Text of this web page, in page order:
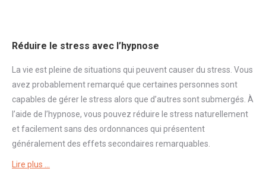
Réduire le stress avec l’hypnose
La vie est pleine de situations qui peuvent causer du stress . Vous
avez probablement remarqué que certaines personnes sont
capables de gérer le stress alors que d’autres sont submergés. À
l’aide de l’hypnose, vous pouvez réduire le stress naturellement
et facilement sans des ordonnances qui présentent
généralement des effets secondaires remarquables.
Lire plus …